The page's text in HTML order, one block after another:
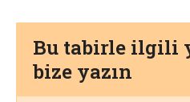
Bu tabirle ilgili
bize yazın